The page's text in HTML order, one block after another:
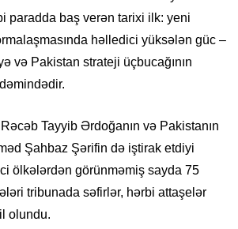
paradda baş verən tarixi ilk: yeni
həlledici yüksələn güc –
və Pakistan strateji üçbucağının
Tayyib Ərdoğanın və Pakistanın
Şahbaz Şərifin də iştirak etdiyi
ölkələrdən görünməmiş sayda 75
tribunada səfirlər, hərbi attaşelər
olundu.